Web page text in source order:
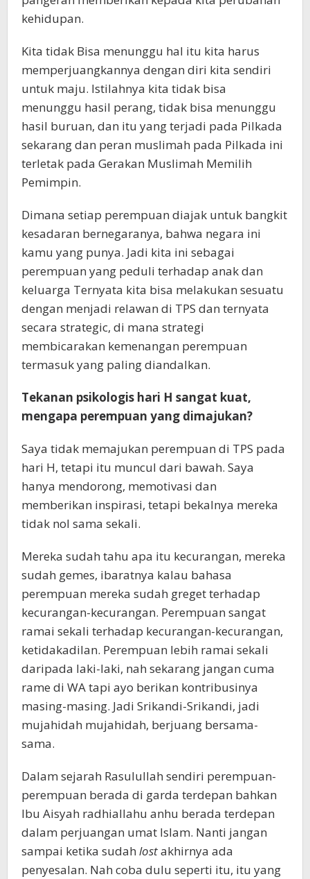
kehidupan.
Kita tidak Bisa menunggu hal itu kita harus
memperjuangkannya dengan diri kita sendiri
untuk maju. Istilahnya kita tidak bisa
menunggu hasil perang, tidak bisa menunggu
hasil buruan, dan itu yang terjadi pada Pilkada
sekarang dan peran muslimah pada Pilkada ini
terletak pada Gerakan Muslimah Memilih
Pemimpin.
Dimana setiap perempuan diajak untuk bangkit
kesadaran bernegaranya, bahwa negara ini
kamu yang punya. Jadi kita ini sebagai
perempuan yang peduli terhadap anak dan
keluarga Ternyata kita bisa melakukan sesuatu
dengan menjadi relawan di TPS dan ternyata
secara strategic, di mana strategi
membicarakan kemenangan perempuan
termasuk yang paling diandalkan.
Tekanan psikologis hari H sangat kuat,
mengapa perempuan yang dimajukan?
Saya tidak memajukan perempuan di TPS pada
hari H, tetapi itu muncul dari bawah. Saya
hanya mendorong, memotivasi dan
memberikan inspirasi, tetapi bekalnya mereka
tidak nol sama sekali.
Mereka sudah tahu apa itu kecurangan, mereka
sudah gemes, ibaratnya kalau bahasa
perempuan mereka sudah greget terhadap
kecurangan-kecurangan. Perempuan sangat
ramai sekali terhadap kecurangan-kecurangan,
ketidakadilan. Perempuan lebih ramai sekali
daripada laki-laki, nah sekarang jangan cuma
rame di WA tapi ayo berikan kontribusinya
masing-masing. Jadi Srikandi-Srikandi, jadi
mujahidah mujahidah, berjuang bersama-
sama.
Dalam sejarah Rasulullah sendiri perempuan-
perempuan berada di garda terdepan bahkan
Ibu Aisyah radhiallahu anhu berada terdepan
dalam perjuangan umat Islam. Nanti jangan
sampai ketika sudah lostakhirnya ada
penyesalan. Nah coba dulu seperti itu, itu yang